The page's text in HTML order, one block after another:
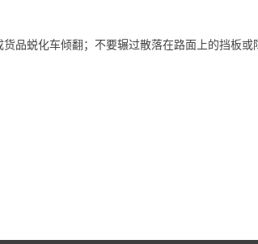
蜕化车倾翻；不要辗过散落在路面上的挡板或